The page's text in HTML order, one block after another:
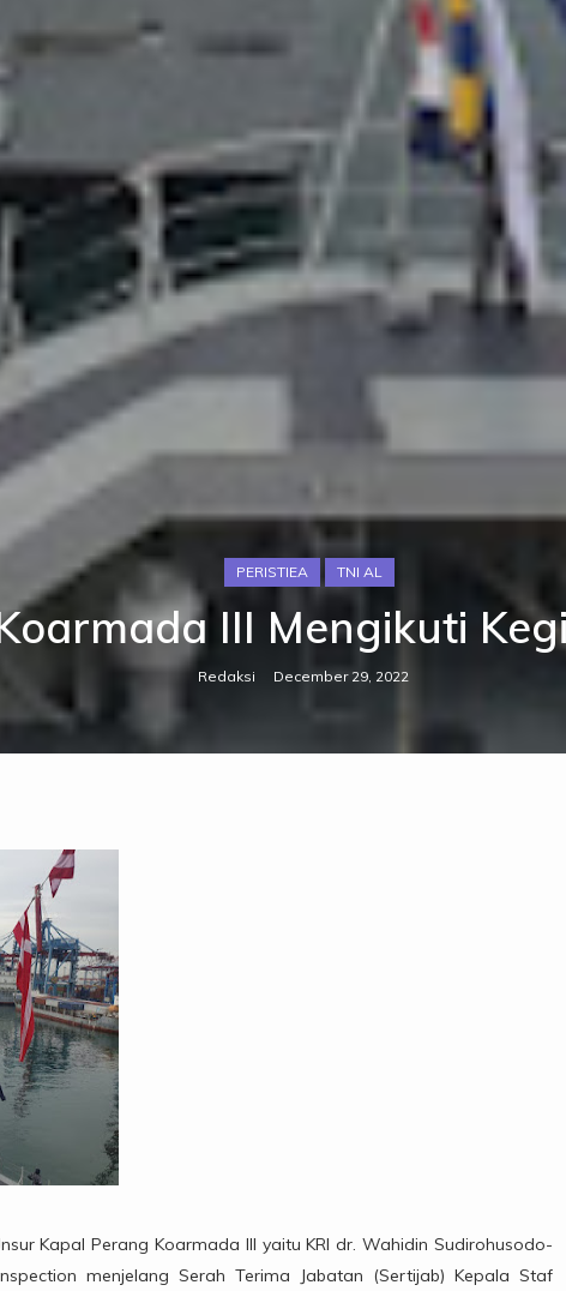
PERISTIEA TNI AL
III Mengikuti
Redaksi December 29, 2022
Kapal Perang Koarmada III yaitu KRI dr. Wahidin Sudirohusodo-
menjelang Serah Terima Jabatan (Sertijab) Kepala Staf